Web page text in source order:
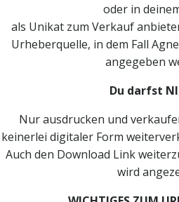
oder in
als Unikat zum Verkauf
Urheberquelle, in dem Fall
angegeben
Du darfst
Nur ausdrucken und
keinerlei digitaler Form
Auch den Download Link
wird